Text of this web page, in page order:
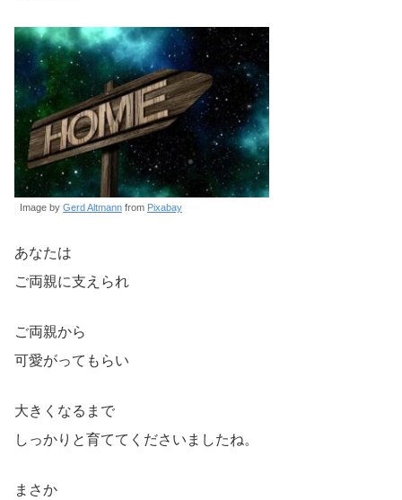
Image by Gerd Altmann from Pixabay
あなたは
ご両親に支えられ
ご両親から
可愛がってもらい
大きくなるまで
しっかりと育ててくださいましたね。
まさか